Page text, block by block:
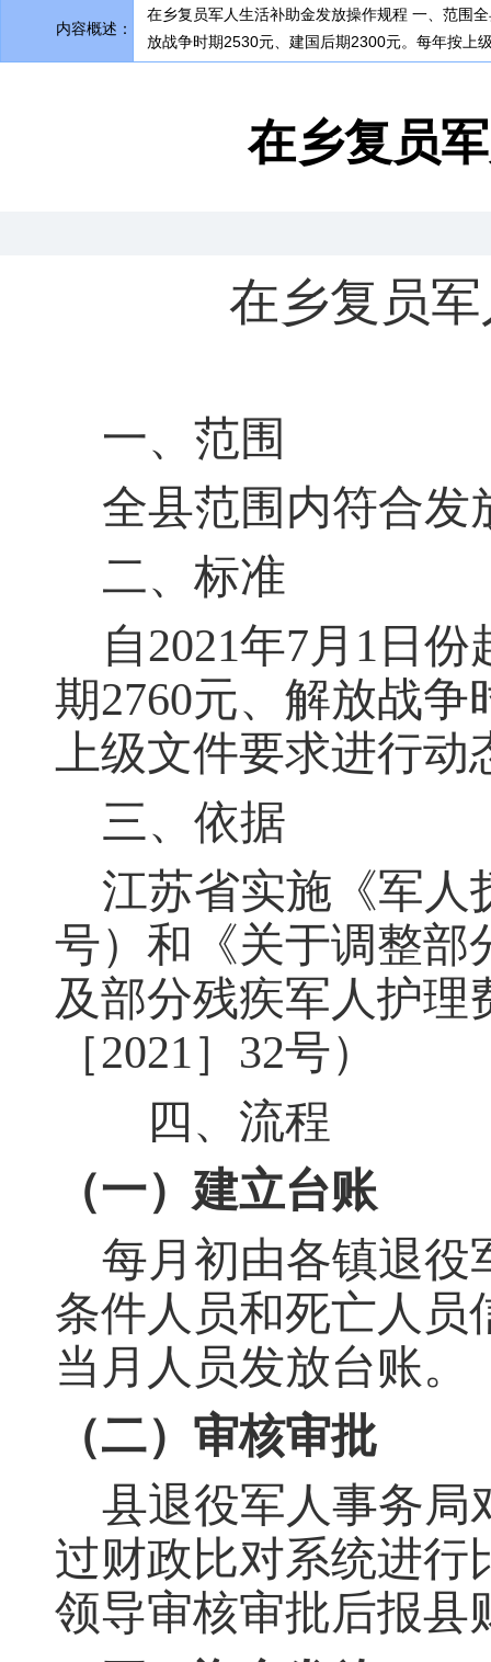
内容概述：
在乡复员军人生活补助金发放操作规程 一、范围
放战争时期2530元、建国后期2300元。 每年按上
在乡复员
在乡复员
一、范围
全县范围内符合发
二、标准
自2021年7月1日份
期2760元、 解放战争
上级文件要求进行动
三、依据
江苏省实施《军人
号） 和《关于调整部
及部分残疾军人护理
［2021］32号）
四、流程
（一）建立台账
每月初由各镇退役
条件人员和死亡人员
当月人员发放台账。
（二）审核审批
县退役军人事务局
过财政 比对系统进行
领导审核审批后报县